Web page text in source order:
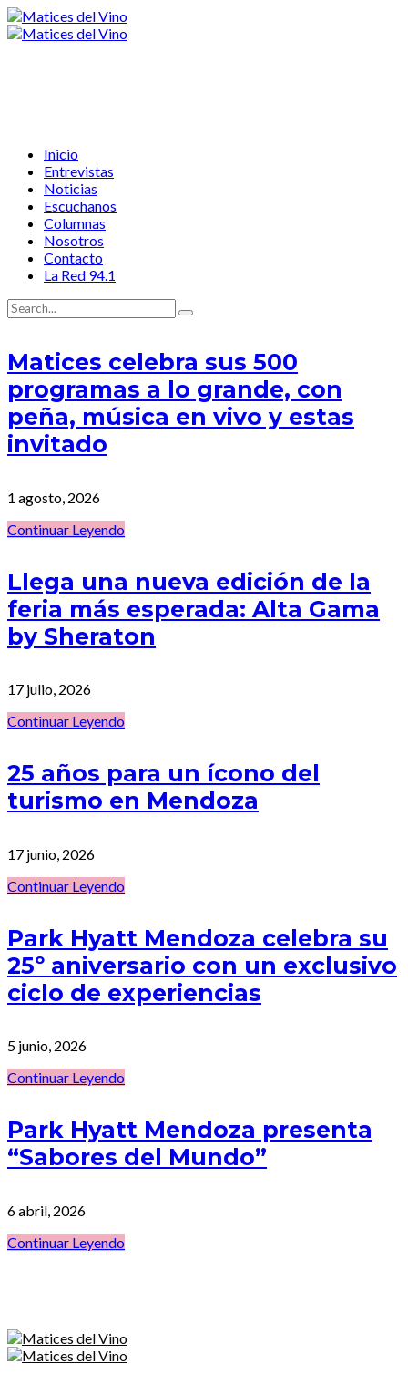
Inicio
Entrevistas
Noticias
Escuchanos
Columnas
Nosotros
Contacto
La Red 94.1
Matices celebra sus 500
programas a lo grande, con
peña, música en vivo y estas
invitado
1 agosto, 2026
Continuar Leyendo
Llega una nueva edición de la
feria más esperada: Alta Gama
by Sheraton
17 julio, 2026
Continuar Leyendo
25 años para un ícono del
turismo en Mendoza
17 junio, 2026
Continuar Leyendo
Park Hyatt Mendoza celebra su
25º aniversario con un exclusivo
ciclo de experiencias
5 junio, 2026
Continuar Leyendo
Park Hyatt Mendoza presenta
“Sabores del Mundo”
6 abril, 2026
Continuar Leyendo